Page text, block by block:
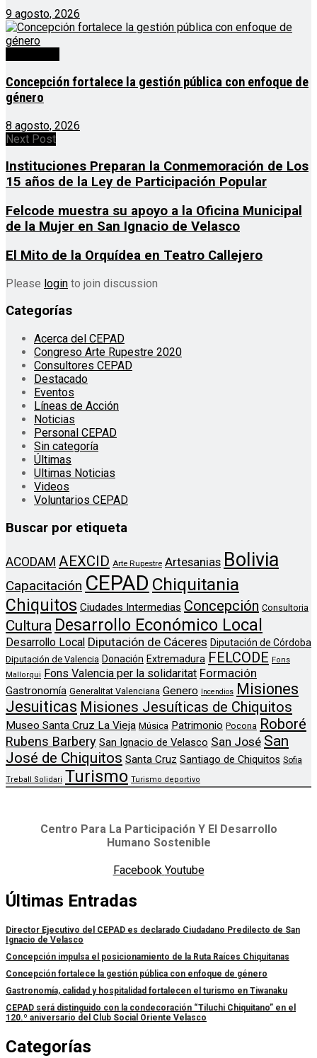
9 agosto, 2026
Concepción fortalece la gestión pública con enfoque de
género
8 agosto, 2026
Next Post
Instituciones Preparan la Conmemoración de Los
15 años de la Ley de Participación Popular
Felcode muestra su apoyo a la Oficina Municipal
de la Mujer en San Ignacio de Velasco
El Mito de la Orquídea en Teatro Callejero
Please login to join discussion
Categorías
Acerca del CEPAD
Congreso Arte Rupestre 2020
Consultores CEPAD
Destacado
Eventos
Líneas de Acción
Noticias
Personal CEPAD
Sin categoría
Últimas
Ultimas Noticias
Videos
Voluntarios CEPAD
Buscar por etiqueta
ACODAM AEXCID Arte Rupestre Artesanias Bolivia
Capacitación CEPAD Chiquitania
Chiquitos Ciudades Intermedias Concepción Consultoria
Cultura Desarrollo Económico Local
Desarrollo Local Diputación de Cáceres Diputación de Córdoba
Diputación de Valencia Donación Extremadura FELCODE Fons
Mallorqui
Fons Valencia per la solidaritat Formación
Gastronomía Generalitat Valenciana Genero Incendios
Misiones
Jesuiticas Misiones Jesuíticas de Chiquitos
Museo Santa Cruz La Vieja Música Patrimonio Pocona Roboré
Rubens Barbery San Ignacio de Velasco San José San
José de Chiquitos Santa Cruz Santiago de Chiquitos Sofia
Treball Solidari Turismo Turismo deportivo
Centro Para La Participación Y El Desarrollo
Humano Sostenible
Facebook Youtube
Últimas Entradas
Director Ejecutivo del CEPAD es declarado Ciudadano Predilecto de San
Ignacio de Velasco
Concepción impulsa el posicionamiento de la Ruta Raíces Chiquitanas
Concepción fortalece la gestión pública con enfoque de género
Gastronomía, calidad y hospitalidad fortalecen el turismo en Tiwanaku
CEPAD será distinguido con la condecoración “Tiluchi Chiquitano” en el
120.º aniversario del Club Social Oriente Velasco
Categorías